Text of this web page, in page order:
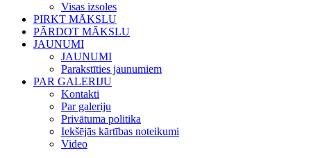
Visas izsoles
PIRKT MĀKSLU
PĀRDOT MĀKSLU
JAUNUMI
JAUNUMI
Parakstīties jaunumiem
PAR GALERIJU
Kontakti
Par galeriju
Privātuma politika
Iekšējās kārtības noteikumi
Video